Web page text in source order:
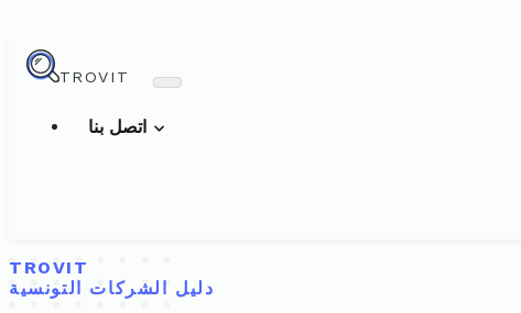
TROVIT
TROVIT
دليل الشركات التونسية